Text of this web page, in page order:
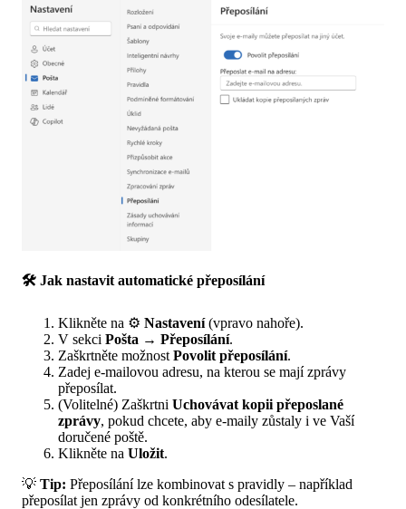
🛠 Jak nastavit automatické přeposílání
Klikněte na ⚙️ Nastavení(vpravo nahoře).
V sekci Pošta → Přeposílání.
Zaškrtněte možnost Povolit přeposílání.
Zadej e-mailovou adresu, na kterou se mají zprávy
přeposílat.
(Volitelné) Zaškrtni Uchovávat kopii přeposlané
zprávy, pokud chcete, aby e-maily zůstaly i ve Vaší
doručené poště.
Klikněte na Uložit.
💡 Tip: Přeposílání lze kombinovat s pravidly – například
přeposílat jen zprávy od konkrétního odesílatele.